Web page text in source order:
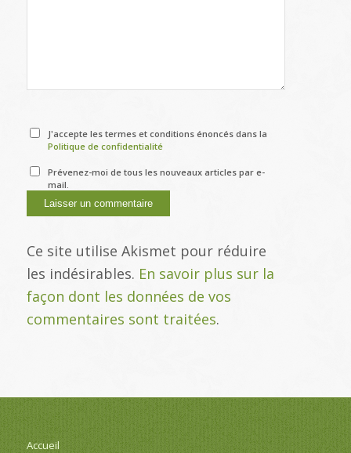
J'accepte les termes et conditions énoncés dans la
Politique de confidentialité
Prévenez-moi de tous les nouveaux articles par e-
mail.
Ce site utilise Akismet pour réduire
les indésirables. En savoir plus sur la
façon dont les données de vos
commentaires sont traitées.
Accueil